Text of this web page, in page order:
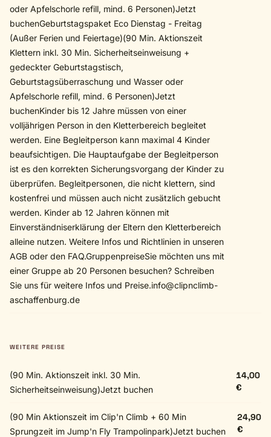
oder Apfelschorle refill, mind. 6 Personen)Jetzt
buchenGeburtstagspaket Eco Dienstag - Freitag
(Außer Ferien und Feiertage)(90 Min. Aktionszeit
Klettern inkl. 30 Min. Sicherheitseinweisung +
gedeckter Geburtstagstisch,
Geburtstagsüberraschung und Wasser oder
Apfelschorle refill, mind. 6 Personen)Jetzt
buchenKinder bis 12 Jahre müssen von einer
volljährigen Person in den Kletterbereich begleitet
werden. Eine Begleitperson kann maximal 4 Kinder
beaufsichtigen. Die Hauptaufgabe der Begleitperson
ist es den korrekten Sicherungsvorgang der Kinder zu
überprüfen. Begleitpersonen, die nicht klettern, sind
kostenfrei und müssen auch nicht zusätzlich gebucht
werden. Kinder ab 12 Jahren können mit
Einverständniserklärung der Eltern den Kletterbereich
alleine nutzen. Weitere Infos und Richtlinien in unseren
AGB oder den FAQ.GruppenpreiseSie möchten uns mit
einer Gruppe ab 20 Personen besuchen? Schreiben
Sie uns für weitere Infos und Preise.info@clipnclimb-
aschaffenburg.de
WEITERE PREISE
(90 Min. Aktionszeit inkl. 30 Min.
Sicherheitseinweisung)Jetzt buchen
14,00
€
(90 Min Aktionszeit im Clip'n Climb + 60 Min
Sprungzeit im Jump'n Fly Trampolinpark)Jetzt buchen
24,90
€